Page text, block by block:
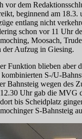
vor dem
beginnend am
entlang nicht
schon vor 11 Uhr
Moosach,
der Aufzug in Giesing.
Funktion blieben aber
S‑/
Bahnsteig wegen des
Uhr gab die MVG
bis Scheidplatz
S‑Bahnsteig